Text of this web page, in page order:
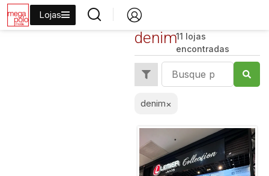
Lojas
denim11 lojas
encontradas
denim×